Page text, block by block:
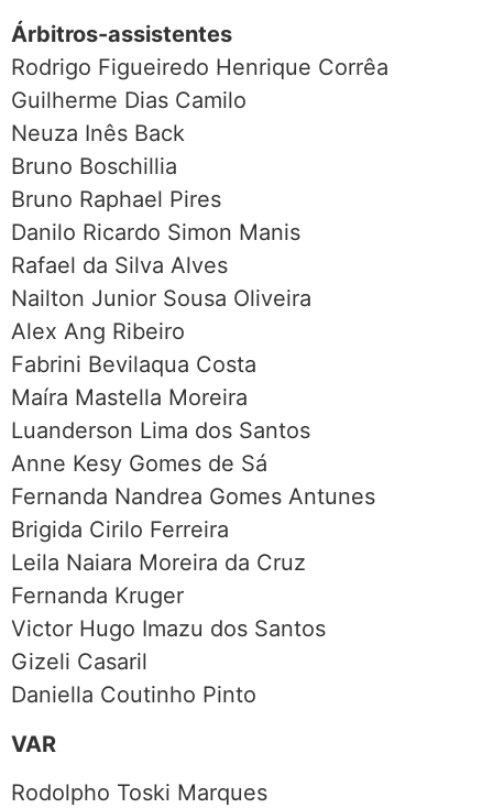
Árbitros-assistentes
Rodrigo Figueiredo Henrique Corrêa
Guilherme Dias Camilo
Neuza Inês Back
Bruno Boschillia
Bruno Raphael Pires
Danilo Ricardo Simon Manis
Rafael da Silva Alves
Nailton Junior Sousa Oliveira
Alex Ang Ribeiro
Fabrini Bevilaqua Costa
Maíra Mastella Moreira
Luanderson Lima dos Santos
Anne Kesy Gomes de Sá
Fernanda Nandrea Gomes Antunes
Brigida Cirilo Ferreira
Leila Naiara Moreira da Cruz
Fernanda Kruger
Victor Hugo Imazu dos Santos
Gizeli Casaril
Daniella Coutinho Pinto
VAR
Rodolpho Toski Marques